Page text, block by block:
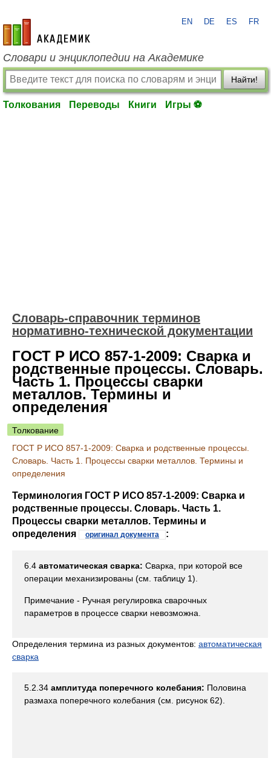
academic.ru
EN DE ES FR
Словари и энциклопедии на Академике
Найти!
Толкования Переводы Книги Игры ⚽
Словарь-справочник терминов
нормативно-технической документации
ГОСТ Р ИСО 857-1-2009: Сварка и
родственные процессы. Словарь.
Часть 1. Процессы сварки
металлов. Термины и
определения
Толкование
ГОСТ Р ИСО 857-1-2009: Сварка и родственные процессы.
Словарь. Часть 1. Процессы сварки металлов. Термины и
определения
Терминология ГОСТ Р ИСО 857-1-2009: Сварка и
родственные процессы. Словарь. Часть 1.
Процессы сварки металлов. Термины и
определения
оригинал документа :
6.4 автоматическая сварка: Сварка, при которой все
операции механизированы (см. таблицу 1).
Примечание - Ручная регулировка сварочных
параметров в процессе сварки невозможна.
Определения термина из разных документов: автоматическая
сварка
5.2.34 амплитуда поперечного колебания: Половина
размаха поперечного колебания (см. рисунок 62).